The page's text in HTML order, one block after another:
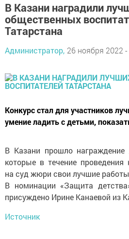
В Казани наградили
общественных
Татарстана
Администратор, 26 ноября 2022
Конкурс стал для участников
умение ладить с детьми,
В Казани прошло награждение
которые в течение проведения
на суд жюри свои лучшие
В номинации «Защита
присуждено Ирине Канаевой из
Источник